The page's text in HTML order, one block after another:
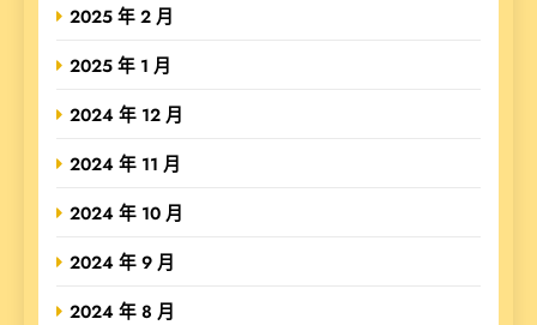
2025 年 2 月
2025 年 1 月
2024 年 12 月
2024 年 11 月
2024 年 10 月
2024 年 9 月
2024 年 8 月